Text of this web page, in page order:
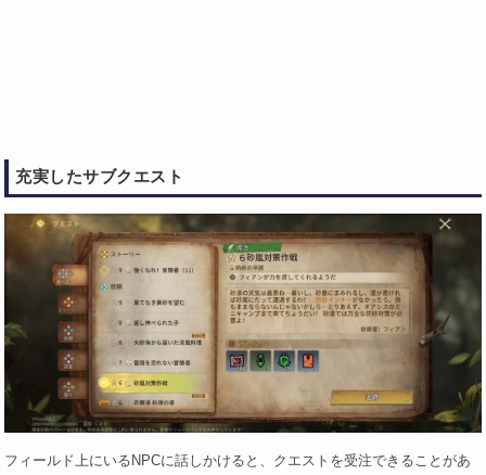
充実したサブクエスト
フィールド上にいるNPCに話しかけると、クエストを受注できることがあ